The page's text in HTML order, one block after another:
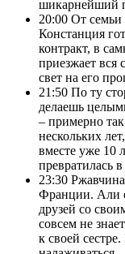
шикарнейший
20:00 От семьи
Констанция
контракт, в
приезжает вся
свет на его
21:50 По ту
делаешь
– примерно
нескольких
вместе уже 10
превратилась
23:30 Ржавчина
Франции. Али
друзей со
совсем не
к своей